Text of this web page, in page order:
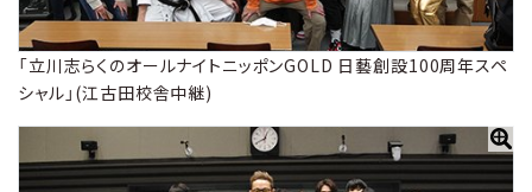
「立川志らくのオールナイトニッポンGOLD 日藝創設100周年スペ
シャル」(江古田校舎中継)